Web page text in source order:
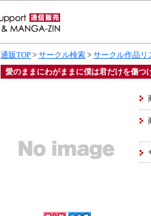
通販TOP > サークル検索 > サークル作品リ
愛のままにわがままに僕は君だけを傷つ